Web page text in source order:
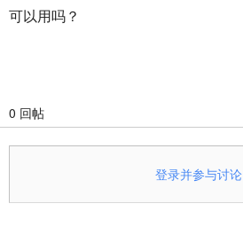
可以用吗？
0 回帖
登录并参与讨论